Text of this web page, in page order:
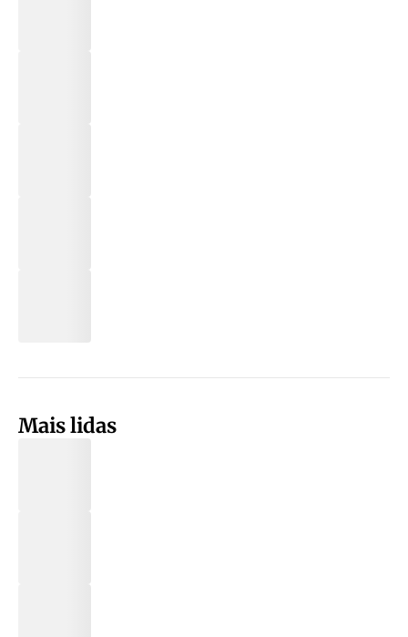
Mais lidas